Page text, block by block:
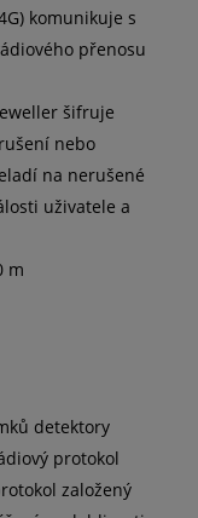
komunikuje s
přenosu
šifruje
nebo
na nerušené
uživatele a
m
detektory
protokol
založený